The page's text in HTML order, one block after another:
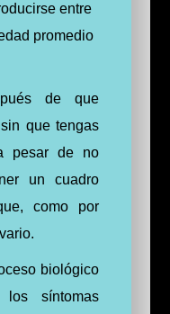
entre
promedio
de que
que tengas
pesar de no
un cuadro
como por
biológico
los síntomas